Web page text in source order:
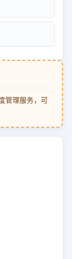
管理服务，可